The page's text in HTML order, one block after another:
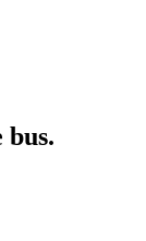
bus.